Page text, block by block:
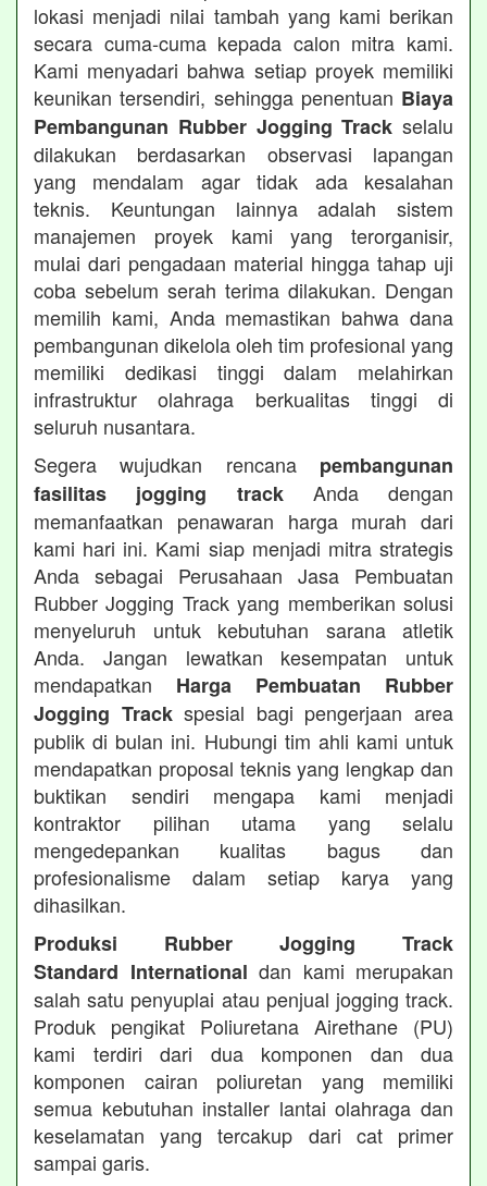
lokasi menjadi nilai tambah yang kami berikan
secara cuma-cuma kepada calon mitra kami.
Kami menyadari bahwa setiap proyek memiliki
keunikan tersendiri, sehingga penentuan Biaya
Pembangunan Rubber Jogging Track selalu
dilakukan berdasarkan observasi lapangan
yang mendalam agar tidak ada kesalahan
teknis. Keuntungan lainnya adalah sistem
manajemen proyek kami yang terorganisir,
mulai dari pengadaan material hingga tahap uji
coba sebelum serah terima dilakukan. Dengan
memilih kami, Anda memastikan bahwa dana
pembangunan dikelola oleh tim profesional yang
memiliki dedikasi tinggi dalam melahirkan
infrastruktur olahraga berkualitas tinggi di
seluruh nusantara.
Segera wujudkan rencana pembangunan
fasilitas jogging trackAnda dengan
memanfaatkan penawaran harga murah dari
kami hari ini. Kami siap menjadi mitra strategis
Anda sebagai Perusahaan Jasa Pembuatan
Rubber Jogging Track yang memberikan solusi
menyeluruh untuk kebutuhan sarana atletik
Anda. Jangan lewatkan kesempatan untuk
mendapatkan Harga Pembuatan Rubber
Jogging Trackspesial bagi pengerjaan area
publik di bulan ini. Hubungi tim ahli kami untuk
mendapatkan proposal teknis yang lengkap dan
buktikan sendiri mengapa kami menjadi
kontraktor pilihan utama yang selalu
mengedepankan kualitas bagus dan
profesionalisme dalam setiap karya yang
dihasilkan.
Produksi Rubber Jogging Track
Standard International dan kami merupakan
salah satu penyuplai atau penjual jogging track.
Produk pengikat Poliuretana Airethane (PU)
kami terdiri dari dua komponen dan dua
komponen cairan poliuretan yang memiliki
semua kebutuhan installer lantai olahraga dan
keselamatan yang tercakup dari cat primer
sampai garis.